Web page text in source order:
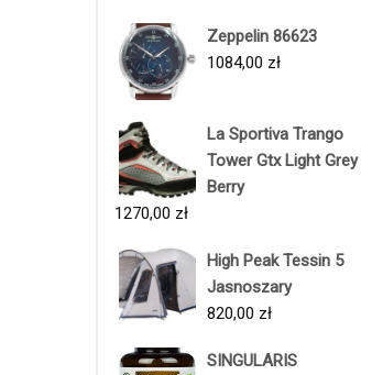
Zeppelin 86623
1084,00 zł
La Sportiva Trango
Tower Gtx Light Grey
Berry
1270,00 zł
High Peak Tessin 5
Jasnoszary
820,00 zł
SINGULARIS